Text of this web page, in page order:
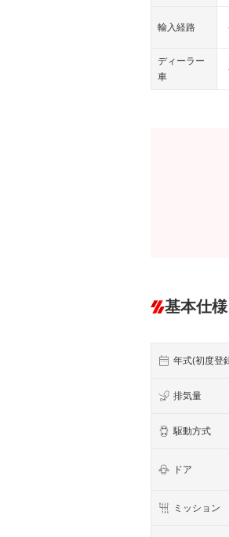
輸入経路
ディーラー
車
基本仕様
年式(初度登
排気量
駆動方式
ドア
ミッション